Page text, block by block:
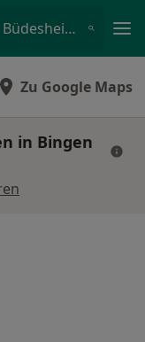
Orthopäde & Unfallchirurg • Büdesheim, Bingen am Rhein, Rheinland-Pfalz
Zu Google Maps
in Bingen